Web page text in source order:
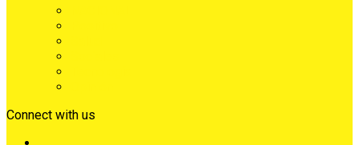
Connect with us